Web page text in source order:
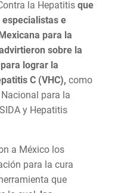
la Hepatitis que
e
para la
sobre la
lograr la
C (VHC), como
para la
y Hepatitis
a México los
para la cura
que